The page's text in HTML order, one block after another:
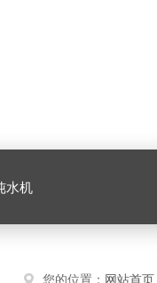
水机
您的位置： 网站首页